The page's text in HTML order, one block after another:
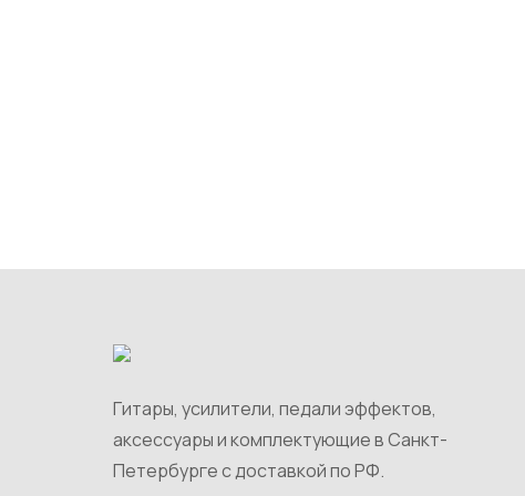
Гитары, усилители, педали эффектов,
аксессуары и комплектующие в Санкт-
Петербурге c доставкой по РФ.